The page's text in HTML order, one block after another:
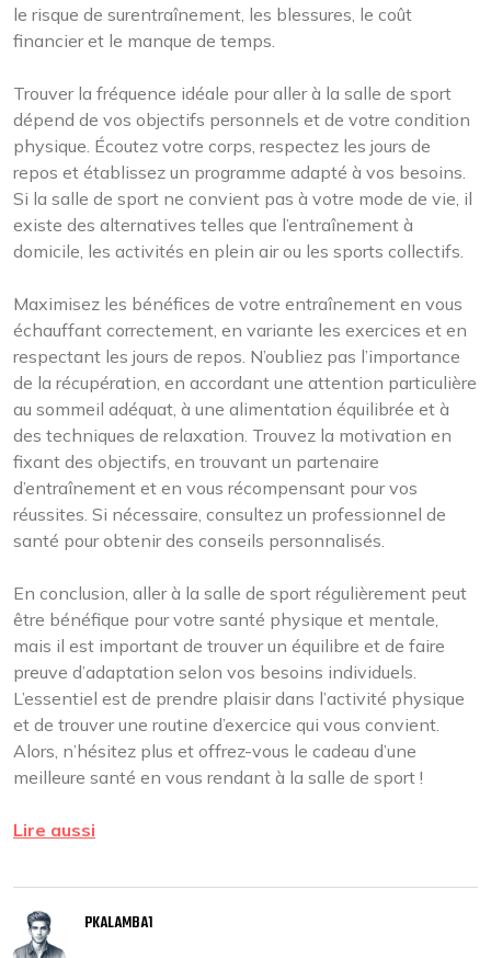
le risque de surentraînement, les blessures, le coût
financier et le manque de temps.
Trouver la fréquence idéale pour aller à la salle de sport
dépend de vos objectifs personnels et de votre condition
physique. Écoutez votre corps, respectez les jours de
repos et établissez un programme adapté à vos besoins.
Si la salle de sport ne convient pas à votre mode de vie, il
existe des alternatives telles que l’entraînement à
domicile, les activités en plein air ou les sports collectifs.
Maximisez les bénéfices de votre entraînement en vous
échauffant correctement, en variante les exercices et en
respectant les jours de repos. N’oubliez pas l’importance
de la récupération, en accordant une attention particulière
au sommeil adéquat, à une alimentation équilibrée et à
des techniques de relaxation. Trouvez la motivation en
fixant des objectifs, en trouvant un partenaire
d’entraînement et en vous récompensant pour vos
réussites. Si nécessaire, consultez un professionnel de
santé pour obtenir des conseils personnalisés.
En conclusion, aller à la salle de sport régulièrement peut
être bénéfique pour votre santé physique et mentale,
mais il est important de trouver un équilibre et de faire
preuve d’adaptation selon vos besoins individuels.
L’essentiel est de prendre plaisir dans l’activité physique
et de trouver une routine d’exercice qui vous convient.
Alors, n’hésitez plus et offrez-vous le cadeau d’une
meilleure santé en vous rendant à la salle de sport !
Lire aussi
PKALAMBA1